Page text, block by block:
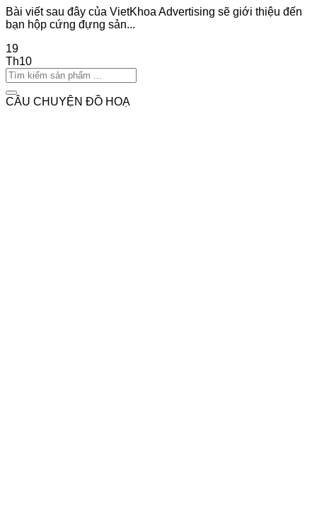
Bài viết sau đây của VietKhoa Advertising sẽ giới thiệu đến
bạn hộp cứng đựng sản...
19
Th10
CÂU CHUYỆN ĐỒ HOẠ